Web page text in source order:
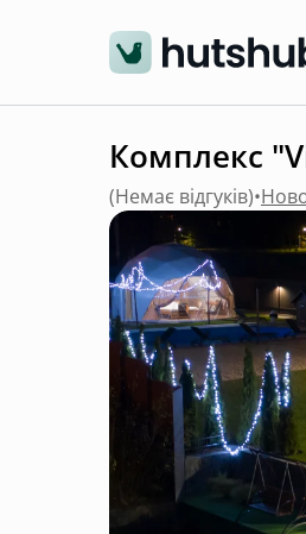
Комплекс
(Немає відгуків)•